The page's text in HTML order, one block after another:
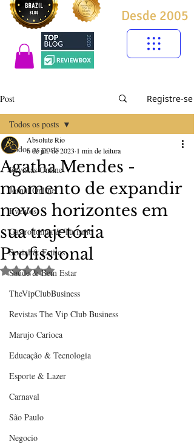
Desde 2005
Post Registre-se
Todos os posts
Revistas Online
Jornal Online
Eventos
Gastronomia & Turismo
Social & Estilos
Saúde & Bem Estar
TheVipClubBusiness
Revistas The Vip Club Business
Marujo Carioca
Educação & Tecnologia
Esporte & Lazer
Carnaval
São Paulo
Negocio
Todos os posts
Agatha Mendes -
momento de expandir
novos horizontes em
sua trajetória
Profissional
Absolute Rio
6 de jul. de 2023 1 min de leitura
Avaliado com NaN de 5 estrelas.